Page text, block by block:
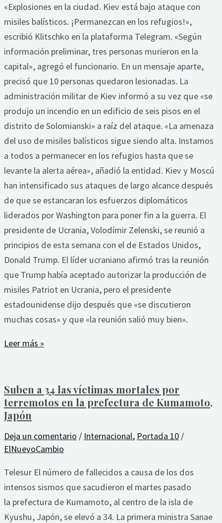
«Explosiones en la ciudad. Kiev está bajo ataque con
misiles balísticos. ¡Permanezcan en los refugios!»,
escribió Klitschko en la plataforma Telegram. «Según
información preliminar, tres personas murieron en la
capital», agregó el funcionario. En un mensaje aparte,
precisó que 10 personas quedaron lesionadas. La
administración militar de Kiev informó a su vez que «se
produjo un incendio en un edificio de seis pisos en el
distrito de Solomianski» a raíz del ataque. «La amenaza
del uso de misiles balísticos sigue siendo alta. Instamos
a todos a permanecer en los refugios hasta que se
levante la alerta aérea», añadió la entidad. Kiev y Moscú
han intensificado sus ataques de largo alcance después
de que se estancaran los esfuerzos diplomáticos
liderados por Washington para poner fin a la guerra. El
presidente de Ucrania, Volodímir Zelenski, se reunió a
principios de esta semana con el de Estados Unidos,
Donald Trump. El líder ucraniano afirmó tras la reunión
que Trump había aceptado autorizar la producción de
misiles Patriot en Ucrania, pero el presidente
estadounidense dijo después que «se discutieron
muchas cosas» y que «la reunión salió muy bien».
Leer más »
Suben a 34 las víctimas mortales por
terremotos en la prefectura de Kumamoto,
Japón
Deja un comentario / Internacional, Portada 10 /
ElNuevoCambio
Telesur El número de fallecidos a causa de los dos
intensos sismos que sacudieron el martes pasado
la prefectura de Kumamoto, al centro de la isla de
Kyushu, Japón, se elevó a 34. La primera ministra Sanae